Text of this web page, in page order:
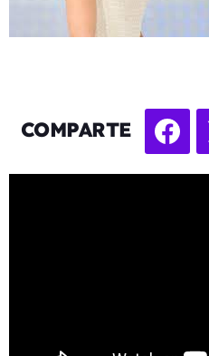
COMPARTE